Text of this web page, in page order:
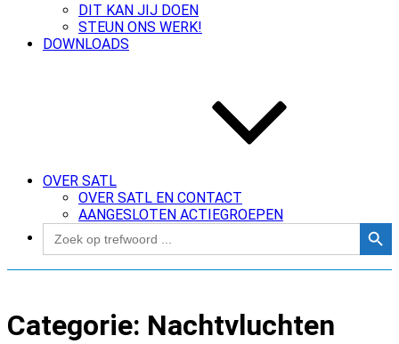
DIT KAN JIJ DOEN
STEUN ONS WERK!
DOWNLOADS
OVER SATL
OVER SATL EN CONTACT
AANGESLOTEN ACTIEGROEPEN
Zoek
naar:
Categorie: Nachtvluchten